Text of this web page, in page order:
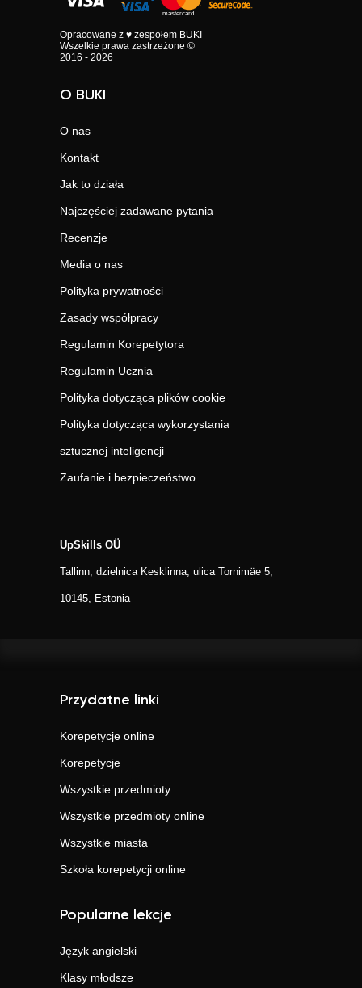
Opracowane z ♥ zespołem BUKI
Wszelkie prawa zastrzeżone ©
2016 - 2026
O BUKI
O nas
Kontakt
Jak to działa
Najczęściej zadawane pytania
Recenzje
Media o nas
Polityka prywatności
Zasady współpracy
Regulamin Korepetytora
Regulamin Ucznia
Polityka dotycząca plików cookie
Polityka dotycząca wykorzystania
sztucznej inteligencji
Zaufanie i bezpieczeństwo
UpSkills OÜ
Tallinn, dzielnica Kesklinna, ulica Tornimäe 5,
10145, Estonia
Przydatne linki
Korepetycje online
Korepetycje
Wszystkie przedmioty
Wszystkie przedmioty online
Wszystkie miasta
Szkoła korepetycji online
Popularne lekcje
Język angielski
Klasy młodsze